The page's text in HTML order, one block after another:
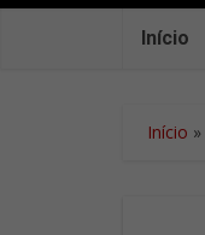
Início
Início »